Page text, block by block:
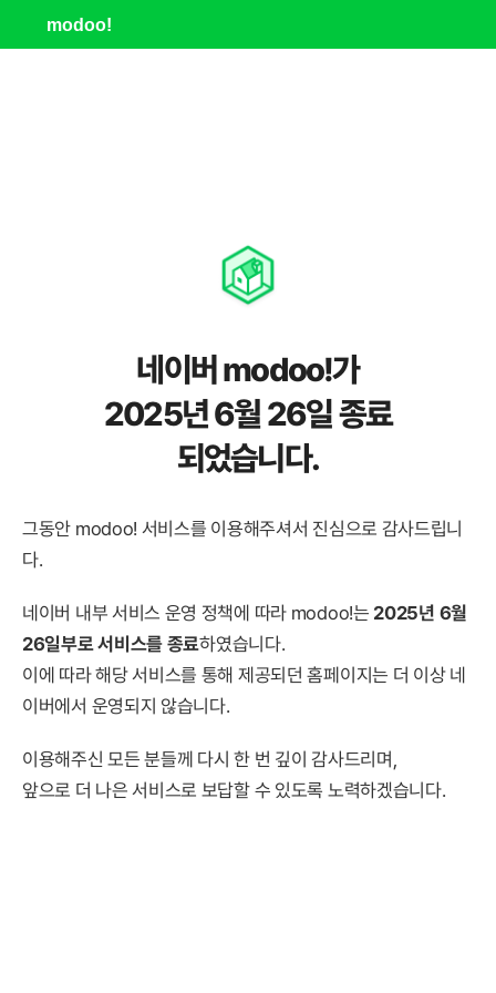
modoo!
네이버 modoo!가
2025년 6월 26일 종료
되었습니다.
그동안 modoo! 서비스를 이용해주셔서 진심으로 감사드립니
다.
네이버 내부 서비스 운영 정책에 따라 modoo!는 2025년 6월
26일부로 서비스를 종료하였습니다.
이에 따라 해당 서비스를 통해 제공되던 홈페이지는 더 이상 네
이버에서 운영되지 않습니다.
이용해주신 모든 분들께 다시 한 번 깊이 감사드리며,
앞으로 더 나은 서비스로 보답할 수 있도록 노력하겠습니다.